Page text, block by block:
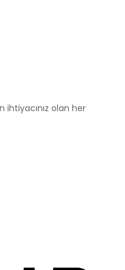
ihtiyacınız olan her